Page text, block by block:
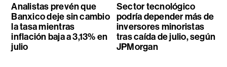
Analistas prevén que
Banxico deje sin cambio
la tasa mientras
inflación baja a 3,13% en
julio
Sector tecnológico
podría depender más de
inversores minoristas
tras caída de julio, según
JPMorgan